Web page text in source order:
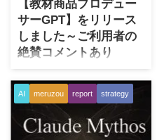
ど一般の方にはピンとこない
し、また何度かAIブームだと
叫ばれていても、いつの間に
かブームは消えて、という繰
り返しが続いておりました。
こういった中で、ChatGPTの
登場以来、特にアメリカを中
心に猛烈な生成AI競争が続い
ているのはどなたもご存じか
【教材商品プロデュー
サーGPT】をリリース
しました～ご利用者の
絶賛コメントあり
（HACC追加特典５）
はじめに 人機共創プロジェク
ト HACCの追加特典第5弾とし
て、「教材商品プロデューサ
ーGPT」をこっそりと提供開
AI meruzou report strategy